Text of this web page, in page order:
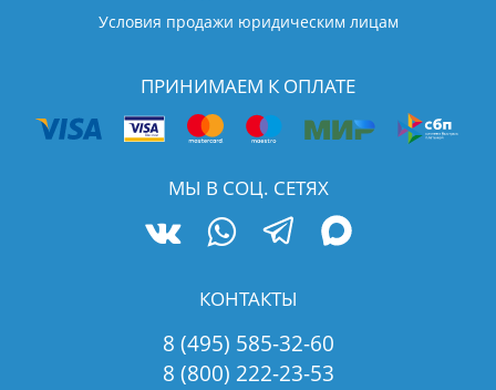
Условия продажи юридическим лицам
ПРИНИМАЕМ К ОПЛАТЕ
МЫ В СОЦ. СЕТЯХ
КОНТАКТЫ
8 (495) 585-32-60
8 (800) 222-23-53